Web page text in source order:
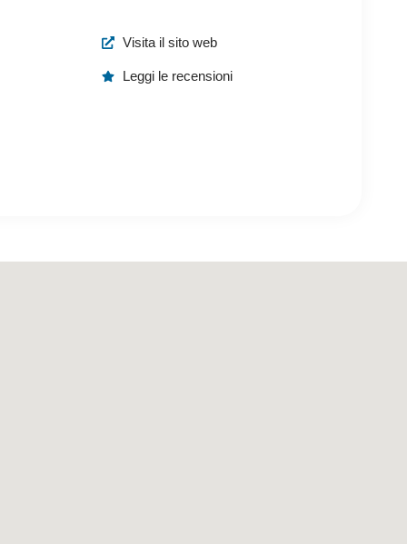
Visita il sito web
Leggi le recensioni